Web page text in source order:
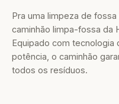
Pra uma limpeza de
caminhão limpa-fossa da
Equipado com tecnologia
potência, o caminhão
todos os resíduos.